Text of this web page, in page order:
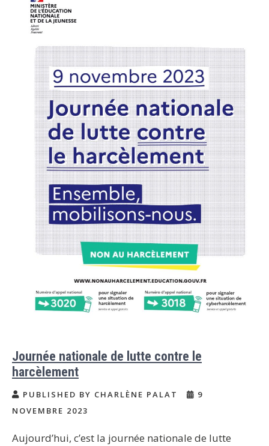
Journée nationale de lutte contre le
harcèlement
PUBLISHED BY CHARLÈNE PALAT
9
NOVEMBRE 2023
Aujourd’hui, c’est la journée nationale de lutte